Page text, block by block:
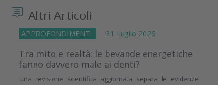
Altri Articoli
APPROFONDIMENTI 31 Luglio 2026
Tra mito e realtà: le bevande energetiche
fanno davvero male ai denti?
Una revisione scientifica aggiornata separa le evidenze